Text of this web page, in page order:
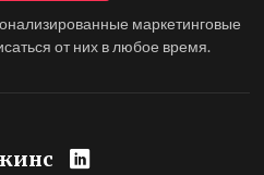
маркетинговые
от них в любое время.